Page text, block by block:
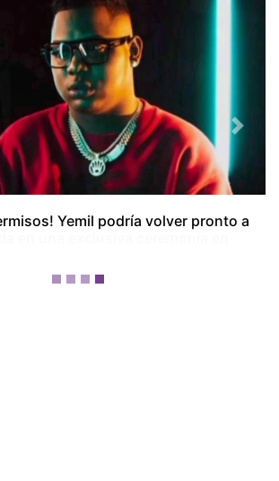
Tom Holland y Zendaya
en una exclusiva ceremonia en
Next